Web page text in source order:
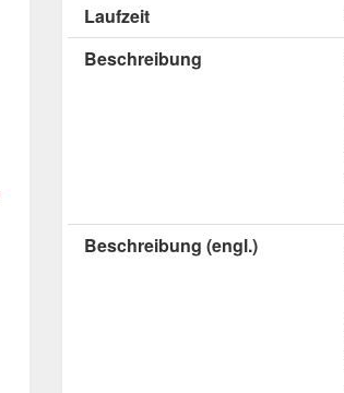
Laufzeit
Beschreibung
Beschreibung (engl.)